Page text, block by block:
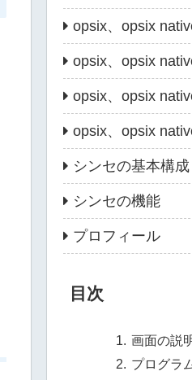
opsix、opsix
opsix、opsix
opsix、opsix
opsix、opsix
シンセの基本構成
シンセの機能
プロフィール
目次
画面の説
プログラ